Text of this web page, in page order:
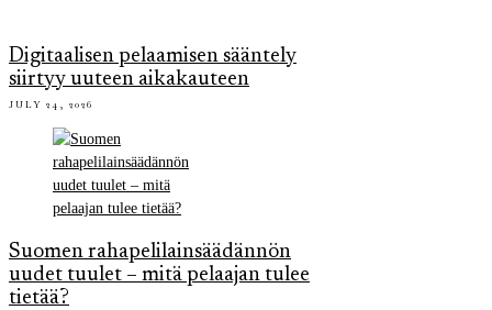
Digitaalisen pelaamisen sääntely
siirtyy uuteen aikakauteen
JULY 24, 2026
Suomen rahapelilainsäädännön
uudet tuulet – mitä pelaajan tulee
tietää?